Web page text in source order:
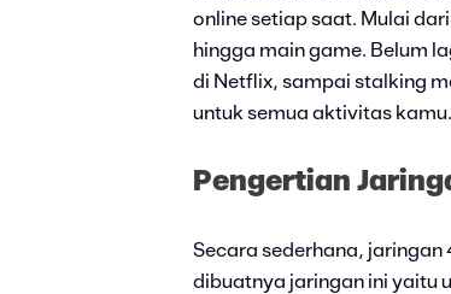
online setiap saat. Mulai
hingga main game. Belum
di Netflix, sampai stalking
untuk semua aktivitas
Pengertian
Secara sederhana, jaringan
dibuatnya jaringan ini yaitu